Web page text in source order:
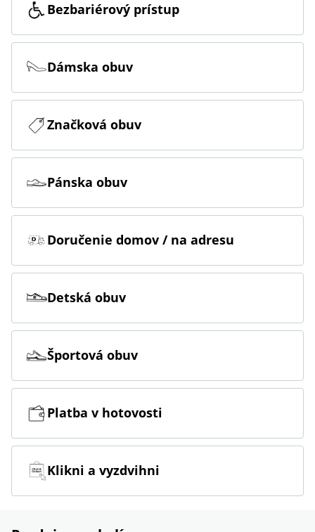
Bezbariérový prístup
Dámska obuv
Značková obuv
Pánska obuv
Doručenie domov / na adresu
Detská obuv
Športová obuv
Platba v hotovosti
Klikni a vyzdvihni